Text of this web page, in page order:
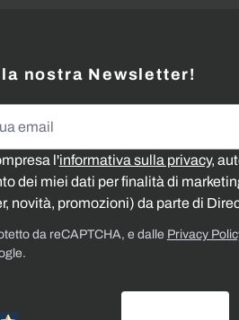
nostra Newsletter!
l'informativa sulla privacy,
dei miei dati per finalità di
novità, promozioni) da parte di
da reCAPTCHA, e dalle Privacy